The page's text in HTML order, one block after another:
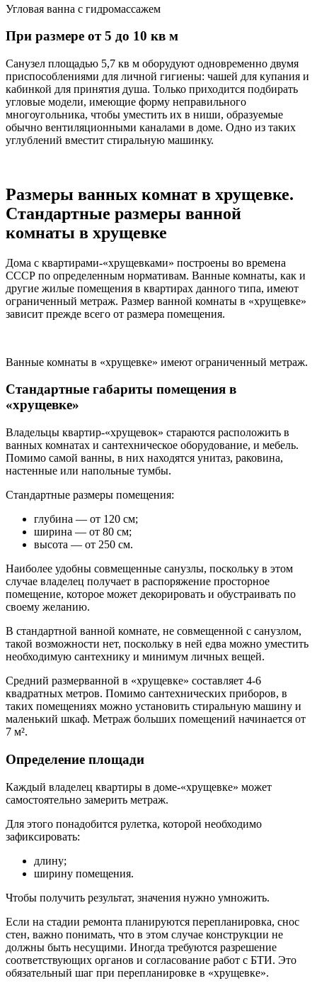
Угловая ванна с гидромассажем
При размере от 5 до 10 кв м
Санузел площадью 5,7 кв м оборудуют одновременно двумя
приспособлениями для личной гигиены: чашей для купания и
кабинкой для принятия душа. Только приходится подбирать
угловые модели, имеющие форму неправильного
многоугольника, чтобы уместить их в ниши, образуемые
обычно вентиляционными каналами в доме. Одно из таких
углублений вместит стиральную машинку.
Размеры ванных комнат в хрущевке.
Стандартные размеры ванной
комнаты в хрущевке
Дома с квартирами-«хрущевками» построены во времена
СССР по определенным нормативам. Ванные комнаты, как и
другие жилые помещения в квартирах данного типа, имеют
ограниченный метраж. Размер ванной комнаты в «хрущевке»
зависит прежде всего от размера помещения.
Ванные комнаты в «хрущевке» имеют ограниченный метраж.
Стандартные габариты помещения в
«хрущевке»
Владельцы квартир-«хрущевок» стараются расположить в
ванных комнатах и сантехническое оборудование, и мебель.
Помимо самой ванны, в них находятся унитаз, раковина,
настенные или напольные тумбы.
Стандартные размеры помещения:
глубина — от 120 см;
ширина — от 80 см;
высота — от 250 см.
Наиболее удобны совмещенные санузлы, поскольку в этом
случае владелец получает в распоряжение просторное
помещение, которое может декорировать и обустраивать по
своему желанию.
В стандартной ванной комнате, не совмещенной с санузлом,
такой возможности нет, поскольку в ней едва можно уместить
необходимую сантехнику и минимум личных вещей.
Средний размерванной в «хрущевке» составляет 4-6
квадратных метров. Помимо сантехнических приборов, в
таких помещениях можно установить стиральную машину и
маленький шкаф. Метраж больших помещений начинается от
7 м².
Определение площади
Каждый владелец квартиры в доме-«хрущевке» может
самостоятельно замерить метраж.
Для этого понадобится рулетка, которой необходимо
зафиксировать:
длину;
ширину помещения.
Чтобы получить результат, значения нужно умножить.
Если на стадии ремонта планируются перепланировка, снос
стен, важно понимать, что в этом случае конструкции не
должны быть несущими. Иногда требуются разрешение
соответствующих органов и согласование работ с БТИ. Это
обязательный шаг при перепланировке в «хрущевке».